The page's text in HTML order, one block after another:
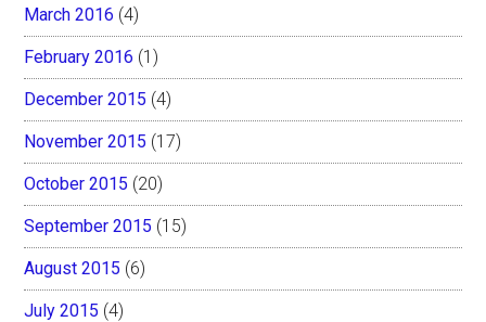
March 2016 (4)
February 2016 (1)
December 2015 (4)
November 2015 (17)
October 2015 (20)
September 2015 (15)
August 2015 (6)
July 2015 (4)